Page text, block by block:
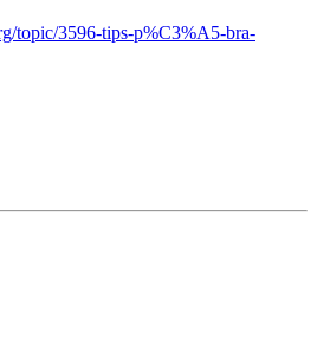
topic/3596-tips-p%C3%A5-bra-